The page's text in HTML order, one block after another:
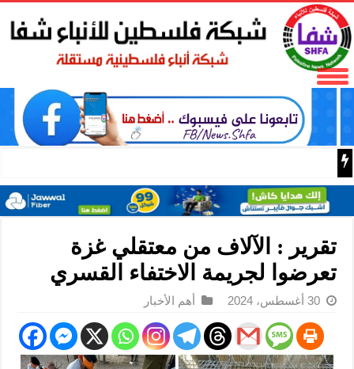
التنوع وسيادة القانون… رؤية الصين لتعزيز التماسك
تقرير : الآلاف من معتقلي غزة
تعرضوا لجريمة الاختفاء القسري
30 أغسطس، 2024 أهم الأخبار